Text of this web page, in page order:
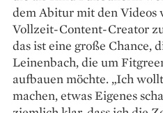
dem Abitur mit den Videos
Vollzeit-Content-Creator
das ist eine große Chance,
Leinenbach, die um
aufbauen möchte. „Ich
machen, etwas Eigenes